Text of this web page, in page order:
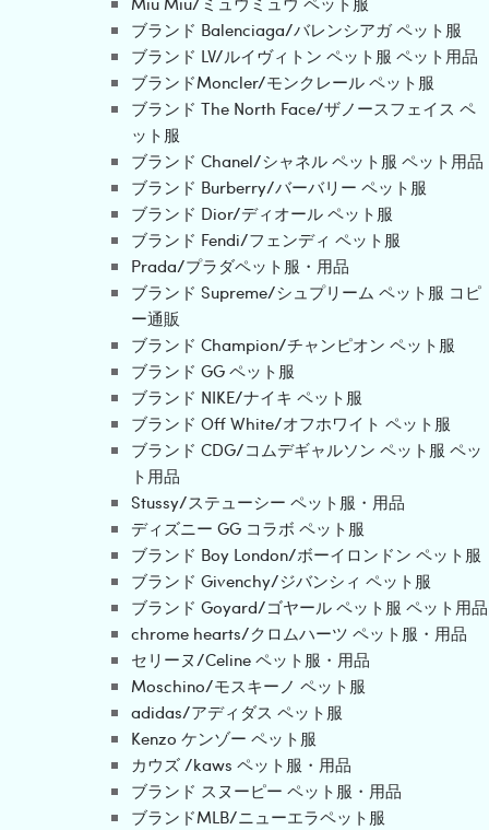
ブランド Balenciaga/バレンシアガ ペット服
ブランド LV/ルイヴィトン ペット服 ペット用品
ブランドMoncler/モンクレール ペット服
ブランド The North Face/ザノースフェイス ペ
ット服
ブランド Chanel/シャネル ペット服 ペット用品
ブランド Burberry/バーバリー ペット服
ブランド Dior/ディオール ペット服
ブランド Fendi/フェンディ ペット服
Prada/プラダペット服・用品
ブランド Supreme/シュプリーム ペット服 コピ
ー通販
ブランド Champion/チャンピオン ペット服
ブランド GG ペット服
ブランド NIKE/ナイキ ペット服
ブランド Off White/オフホワイト ペット服
ブランド CDG/コムデギャルソン ペット服 ペッ
ト用品
Stussy/ステューシー ペット服・用品
ディズニー GG コラボ ペット服
ブランド Boy London/ボーイロンドン ペット服
ブランド Givenchy/ジバンシィ ペット服
ブランド Goyard/ゴヤール ペット服 ペット用品
chrome hearts/クロムハーツ ペット服・用品
セリーヌ/Celine ペット服・用品
Moschino/モスキーノ ペット服
adidas/アディダス ペット服
Kenzo ケンゾー ペット服
カウズ /kaws ペット服・用品
ブランド スヌーピー ペット服・用品
ブランドMLB/ニューエラペット服